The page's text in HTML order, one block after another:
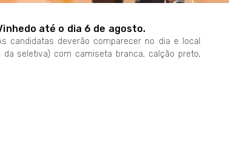
até o dia 6 de agosto.
candidatas deverão comparecer no dia e local
seletiva) com camiseta branca, calção preto,